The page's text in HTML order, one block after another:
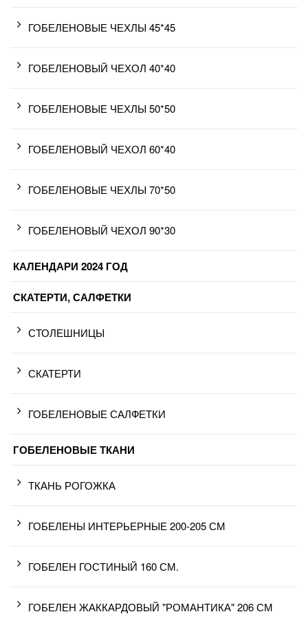
ГОБЕЛЕНОВЫЕ ЧЕХЛЫ 45*45
ГОБЕЛЕНОВЫЙ ЧЕХОЛ 40*40
ГОБЕЛЕНОВЫЕ ЧЕХЛЫ 50*50
ГОБЕЛЕНОВЫЙ ЧЕХОЛ 60*40
ГОБЕЛЕНОВЫЕ ЧЕХЛЫ 70*50
ГОБЕЛЕНОВЫЙ ЧЕХОЛ 90*30
КАЛЕНДАРИ 2024 ГОД
СКАТЕРТИ, САЛФЕТКИ
СТОЛЕШНИЦЫ
СКАТЕРТИ
ГОБЕЛЕНОВЫЕ САЛФЕТКИ
ГОБЕЛЕНОВЫЕ ТКАНИ
ТКАНЬ РОГОЖКА
ГОБЕЛЕНЫ ИНТЕРЬЕРНЫЕ 200-205 СМ
ГОБЕЛЕН ГОСТИНЫЙ 160 СМ.
ГОБЕЛЕН ЖАККАРДОВЫЙ "РОМАНТИКА" 206 СМ